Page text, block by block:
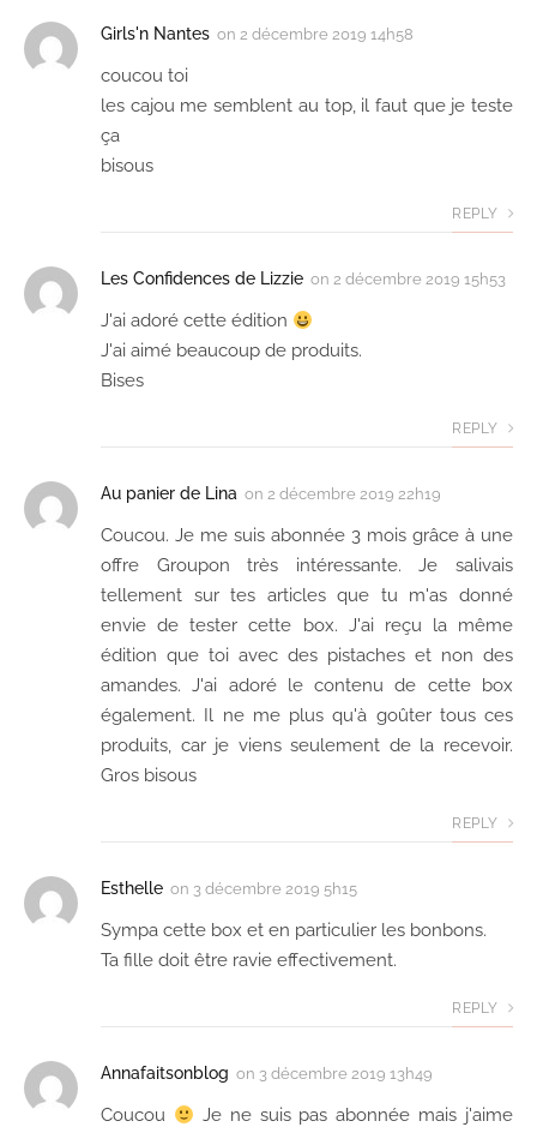
Girls'n Nantes on 2 décembre 2019 14h58
coucou toi
les cajou me semblent au top, il faut que je teste
ça
bisous
REPLY
Les Confidences de Lizzie on 2 décembre 2019 15h53
J'ai adoré cette édition
J'ai aimé beaucoup de produits.
Bises
REPLY
Au panier de Lina on 2 décembre 2019 22h19
Coucou. Je me suis abonnée 3 mois grâce à une
offre Groupon très intéressante. Je salivais
tellement sur tes articles que tu m'as donné
envie de tester cette box. J'ai reçu la même
édition que toi avec des pistaches et non des
amandes. J'ai adoré le contenu de cette box
également. Il ne me plus qu'à goûter tous ces
produits, car je viens seulement de la recevoir.
Gros bisous
REPLY
Esthelle on 3 décembre 2019 5h15
Sympa cette box et en particulier les bonbons.
Ta fille doit être ravie effectivement.
REPLY
Annafaitsonblog on 3 décembre 2019 13h49
Coucou
Je ne suis pas abonnée mais j'aime